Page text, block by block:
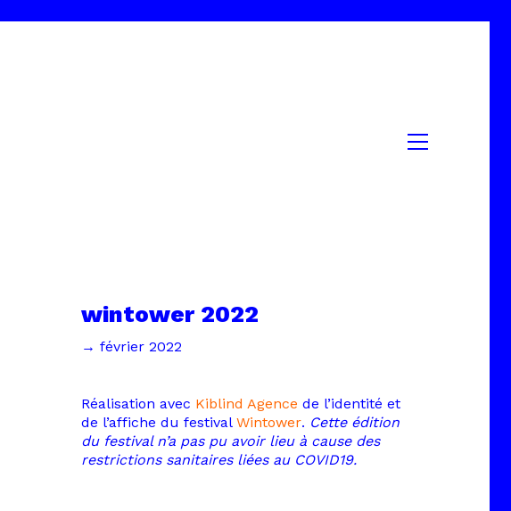
wintower 2022
→ février 2022
Réalisation avec Kiblind Agence de l’identité et
de l’affiche du festival Wintower. Cette édition
du festival n’a pas pu avoir lieu à cause des
restrictions sanitaires liées au COVID19.